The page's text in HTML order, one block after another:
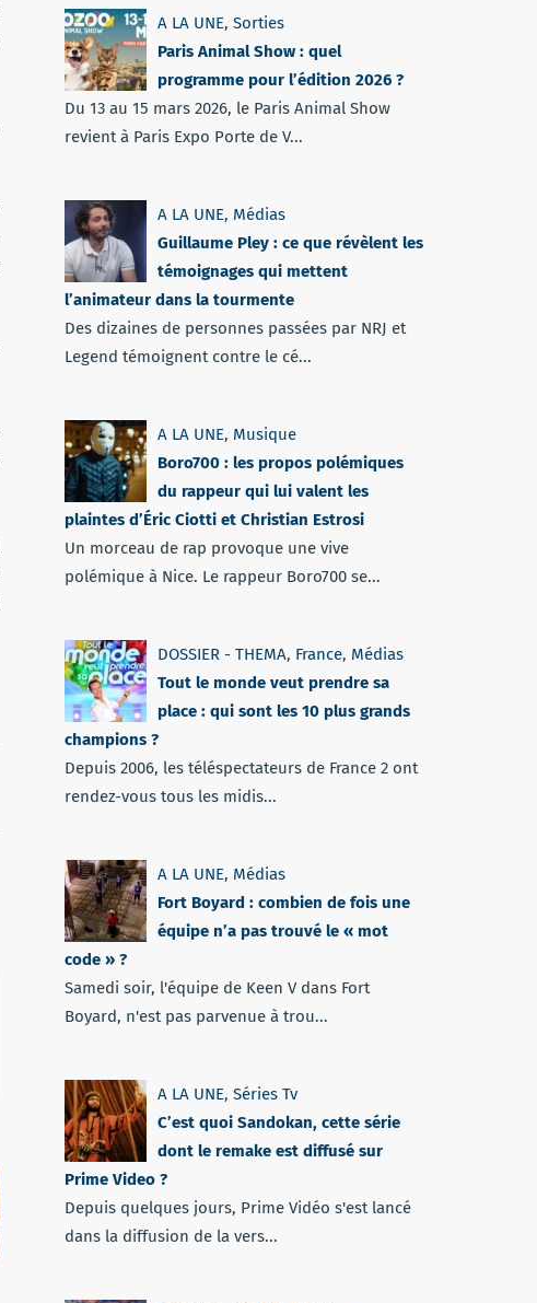
A LA UNE, Sorties
Paris Animal Show : quel
programme pour l’édition 2026 ?
Du 13 au 15 mars 2026, le Paris Animal Show
revient à Paris Expo Porte de V...
A LA UNE, Médias
Guillaume Pley : ce que révèlent les
témoignages qui mettent
l’animateur dans la tourmente
Des dizaines de personnes passées par NRJ et
Legend témoignent contre le cé...
A LA UNE, Musique
Boro700 : les propos polémiques
du rappeur qui lui valent les
plaintes d’Éric Ciotti et Christian Estrosi
Un morceau de rap provoque une vive
polémique à Nice. Le rappeur Boro700 se...
DOSSIER - THEMA, France, Médias
Tout le monde veut prendre sa
place : qui sont les 10 plus grands
champions ?
Depuis 2006, les téléspectateurs de France 2 ont
rendez-vous tous les midis...
A LA UNE, Médias
Fort Boyard : combien de fois une
équipe n’a pas trouvé le « mot
code » ?
Samedi soir, l'équipe de Keen V dans Fort
Boyard, n'est pas parvenue à trou...
A LA UNE, Séries Tv
C’est quoi Sandokan, cette série
dont le remake est diffusé sur
Prime Video ?
Depuis quelques jours, Prime Vidéo s'est lancé
dans la diffusion de la vers...